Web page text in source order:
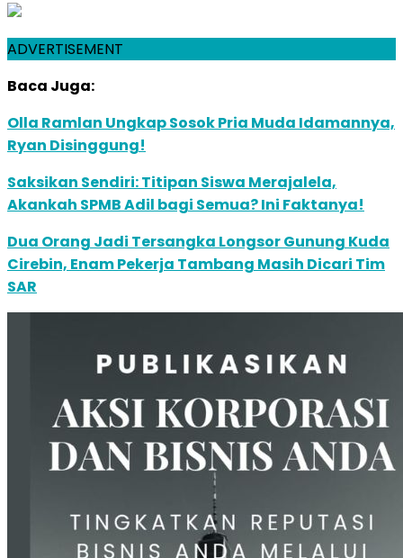
ADVERTISEMENT
Baca Juga:
Olla Ramlan Ungkap Sosok Pria Muda Idamannya,
Ryan Disinggung!
Saksikan Sendiri: Titipan Siswa Merajalela,
Akankah SPMB Adil bagi Semua? Ini Faktanya!
Dua Orang Jadi Tersangka Longsor Gunung Kuda
Cirebin, Enam Pekerja Tambang Masih Dicari Tim
SAR